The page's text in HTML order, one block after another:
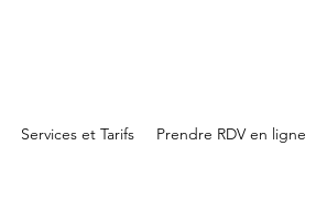
Services et Tarifs Prendre RDV en ligne